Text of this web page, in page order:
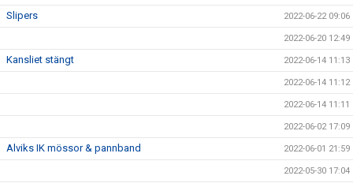
Slipers 2022-06-22 09:06
2022-06-20 12:49
Kansliet stängt 2022-06-14 11:13
2022-06-14 11:12
2022-06-14 11:11
2022-06-02 17:09
Alviks IK mössor & pannband 2022-06-01 21:59
2022-05-30 17:04